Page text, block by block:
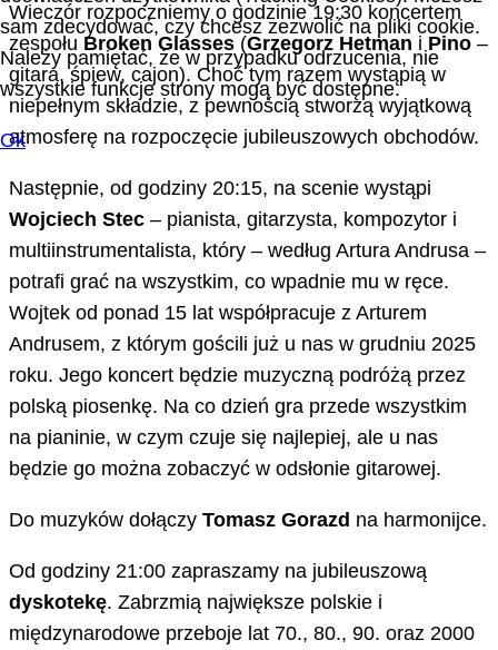
Wieczór rozpoczniemy o godzinie 19:30 koncertem
zespołu Broken Glasses (Grzegorz Hetman i Pino –
gitara, śpiew, cajon). Choć tym razem wystąpią w
niepełnym składzie, z pewnością stworzą wyjątkową
atmosferę na rozpoczęcie jubileuszowych obchodów.
Następnie, od godziny 20:15, na scenie wystąpi
Wojciech Stec – pianista, gitarzysta, kompozytor i
multiinstrumentalista, który – według Artura Andrusa –
potrafi grać na wszystkim, co wpadnie mu w ręce.
Wojtek od ponad 15 lat współpracuje z Arturem
Andrusem, z którym gościli już u nas w grudniu 2025
roku. Jego koncert będzie muzyczną podróżą przez
polską piosenkę. Na co dzień gra przede wszystkim
na pianinie, w czym czuje się najlepiej, ale u nas
będzie go można zobaczyć w odsłonie gitarowej.
Do muzyków dołączy Tomasz Gorazd na harmonijce.
Od godziny 21:00 zapraszamy na jubileuszową
dyskotekę. Zabrzmią największe polskie i
międzynarodowe przeboje lat 70., 80., 90. oraz 2000
sam zdecydować, czy chcesz zezwolić na pliki cookie.
Należy pamiętać, że w przypadku odrzucenia, nie
wszystkie funkcje strony mogą być dostępne.
Ok